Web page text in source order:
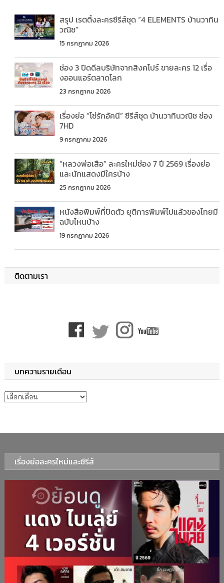
สรุป เรตติ้งละครซีรีส์ชุด “4 ELEMENTS บ้านวาทิน
วณิช”
15 กรกฎาคม 2026
ช่อง 3 ปิดดีลบริษัทจากสิงคโปร์ ขายละคร 12 เรื่อ
งออนแอร์ตลาดโลก
23 กรกฎาคม 2026
เรื่องย่อ “โซ่รักอัคนี” ซีรีส์ชุด บ้านวาทินวณิช ช่อง
7HD
9 กรกฎาคม 2026
“หลวงพ่อเสือ” ละครใหม่ช่อง 7 ปี 2569 เรื่องย่อ
และนักแสดงมีใครบ้าง
25 กรกฎาคม 2026
หนังสือพิมพ์ที่ปิดตัว ยุติการพิมพ์ไปแล้วของไทยมี
ฉบับไหนบ้าง
19 กรกฎาคม 2026
ติดตามเรา
บทความรายเดือน
บทความรายเดือน
เรื่องย่อละครใหม่และซีรีส์